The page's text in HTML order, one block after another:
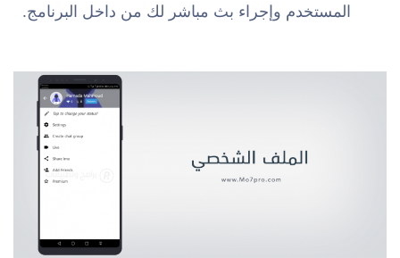
المستخدم وإجراء بث مباشر لك من داخل البرنامج.